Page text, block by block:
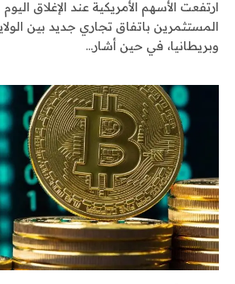
ارتفعت الأسهم الأمريكية عند الإغلاق
المستثمرين باتفاق تجاري جديد بين
وبريطانيا، في حين أشار…